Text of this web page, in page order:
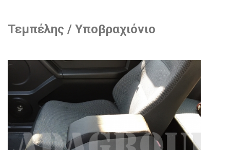
Τεμπέλης / Υποβραχιόνιο